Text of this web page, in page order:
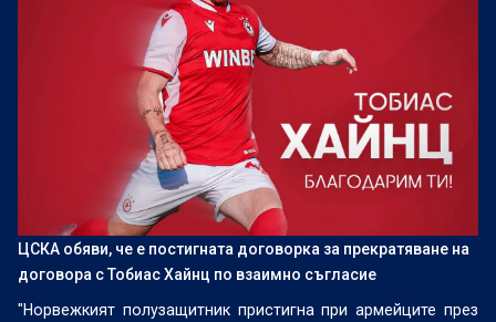
ЦСКА обяви, че е постигната договорка за прекратяване на
договора с Тобиас Хайнц по взаимно съгласие
"Норвежкият полузащитник пристигна при армейците през